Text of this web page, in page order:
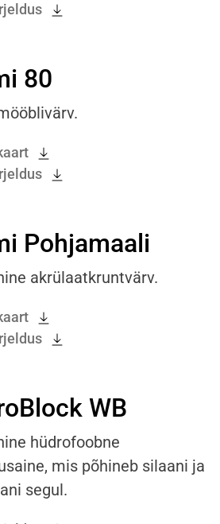
80
Pohjamaali
akrülaatkruntvärv.
WB
hüdrofoobne
mis põhineb silaani ja
segul.